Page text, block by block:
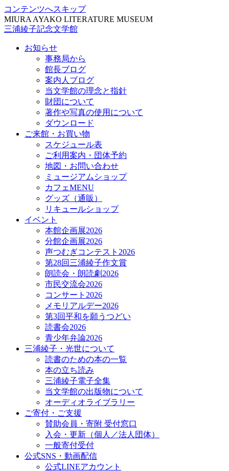
コンテンツへスキップ
MIURA AYAKO LITERATURE MUSEUM
三浦綾子記念文学館
お知らせ
事務局から
館長ブログ
案内人ブログ
当文学館の理念と指針
財団について
著作や写真の使用について
ダウンロード
ご来館・お買い物
スケジュール表
ご利用案内・団体予約
地図・お問い合わせ
ミュージアムショップ
カフェMENU
グッズ（通販）
リキュールショップ
イベント
本館企画展2026
分館企画展2026
声つむぎコンテスト2026
第28回三浦綾子作文賞
朗読会・朗読劇2026
市民交流会2026
コンサート2026
メモリアルデー2026
第3回平和を願うつどい
読書会2026
青少年弁論2026
三浦綾子・光世について
読書のための本の一覧
本の立ち読み
三浦綾子電子全集
当文学館の出版物について
オーディオライブラリー
ご寄付・ご支援
賛助会員・寄附 受付窓口
入会・更新（個人／法人団体）
一般寄付受付
公式SNS・動画配信
公式LINEアカウント